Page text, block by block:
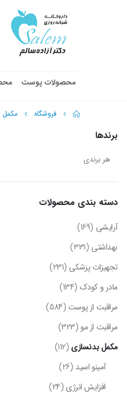
محصولات پوست
فروشگاه مکمل
برندها
دسته‌ بندی محصولات
آرایشی (169)
بهداشتی (331)
تجهیزات پزشکی (231)
مادر و کودک (134)
مراقبت از پوست(584)
مراقبت از مو(323)
مکمل بدنسازی(112)
آمینو اسید (26)
افزایش انرژی(24)